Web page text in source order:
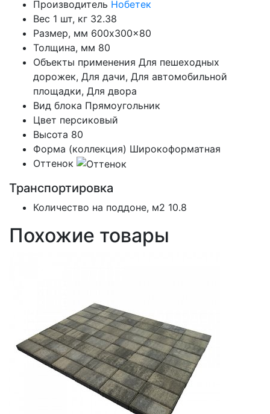
Производитель Нобетек
Вес 1 шт, кг 32.38
Размер, мм 600x300x80
Толщина, мм 80
Объекты применения Для пешеходных
дорожек, Для дачи, Для автомобильной
площадки, Для двора
Вид блока Прямоугольник
Цвет персиковый
Высота 80
Форма (коллекция) Широкоформатная
Оттенок
Транспортировка
Количество на поддоне, м2 10.8
Похожие товары